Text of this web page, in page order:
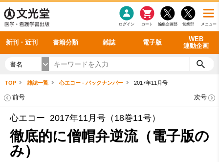
メニュー
営業部
編集企画部
カート
ログイン
新刊・近刊 書籍分類 雑誌 電子版
WEB
連動企画
感染症 老年医学
看護・介護
呼吸器
循環器
シリーズ一覧
雑誌投稿規定
理学療法
雑誌案内・年間購読 最新号 バックナンバー
電子書籍
電子雑誌
書籍「データに基づく臨床動作分析」WEB動画
書籍「眼手術学」WEB動画
書籍「神経症候学 II 改訂第二版」 WEB動画
新刊一覧
今後の発行予定
書名
TOP 雑誌一覧 心エコー - バックナンバー 2017年11月号
前号 次号
心エコー 2017年11月号（18巻11号）
徹底的に僧帽弁逆流（電子版の
み）